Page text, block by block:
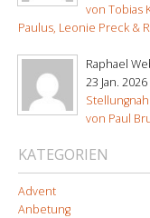
von Tobias
Paulus, Leonie Preck &
Raphael
23 Jan. 2026
von Paul
KATEGORIEN
Advent
Anbetung